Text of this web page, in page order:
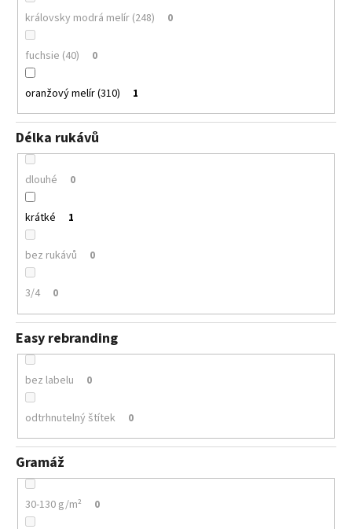
královsky modrá melír (248) 0
fuchsie (40) 0
oranžový melír (310) 1
Délka rukávů
dlouhé 0
krátké 1
bez rukávů 0
3/4 0
Easy rebranding
bez labelu 0
odtrhnutelný štítek 0
Gramáž
30-130 g/m² 0